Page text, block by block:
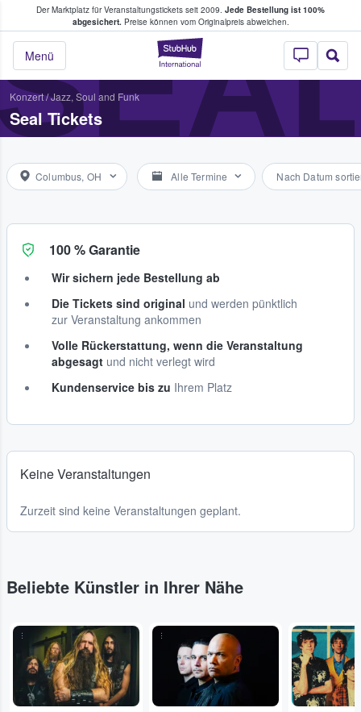
Der Marktplatz für Veranstaltungstickets seit 2009. Jede Bestellung ist 100%
abgesichert.Preise können vom Originalpreis abweichen.
StubHub - Wo
Menü
Tickets kaufen & verkaufen
Konzert/Jazz, Soul and Funk
Seal Tickets
Columbus, OH Alle Termine Nach Datum
100 % Garantie
Wir sichern jede Bestellung ab
Die Tickets sind original und werden pünktlich
zur Veranstaltung ankommen
Volle Rückerstattung, wenn die Veranstaltung
abgesagt und nicht verlegt wird
Kundenservice bis zu Ihrem Platz
Keine Veranstaltungen
Zurzeit sind keine Veranstaltungen geplant.
Beliebte Künstler in Ihrer Nähe
... ... ...